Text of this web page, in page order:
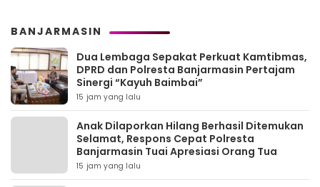
BANJARMASIN
Dua Lembaga Sepakat Perkuat Kamtibmas,
DPRD dan Polresta Banjarmasin Pertajam
Sinergi “Kayuh Baimbai”
15 jam yang lalu
Anak Dilaporkan Hilang Berhasil Ditemukan
Selamat, Respons Cepat Polresta
Banjarmasin Tuai Apresiasi Orang Tua
15 jam yang lalu